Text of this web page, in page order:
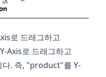
로 드래그하고
Axis로 드래그하고
다. 즉, "product"를 Y-